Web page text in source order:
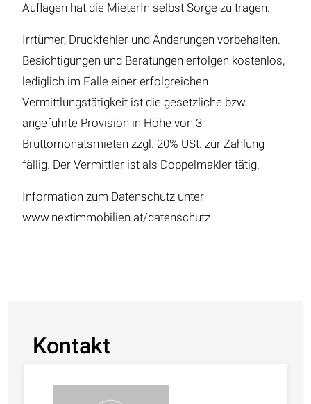
Auflagen hat die MieterIn selbst Sorge zu tragen.
Irrtümer, Druckfehler und Änderungen vorbehalten.
Besichtigungen und Beratungen erfolgen kostenlos,
lediglich im Falle einer erfolgreichen
Vermittlungstätigkeit ist die gesetzliche bzw.
angeführte Provision in Höhe von 3
Bruttomonatsmieten zzgl. 20% USt. zur Zahlung
fällig. Der Vermittler ist als Doppelmakler tätig.
Information zum Datenschutz unter
www.nextimmobilien.at/datenschutz
Kontakt